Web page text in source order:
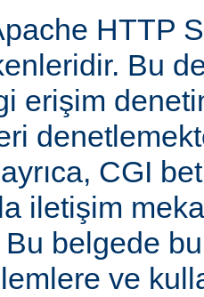
HTTP
Bu
erişim
CGI
iletişim
Bu belgede
ve